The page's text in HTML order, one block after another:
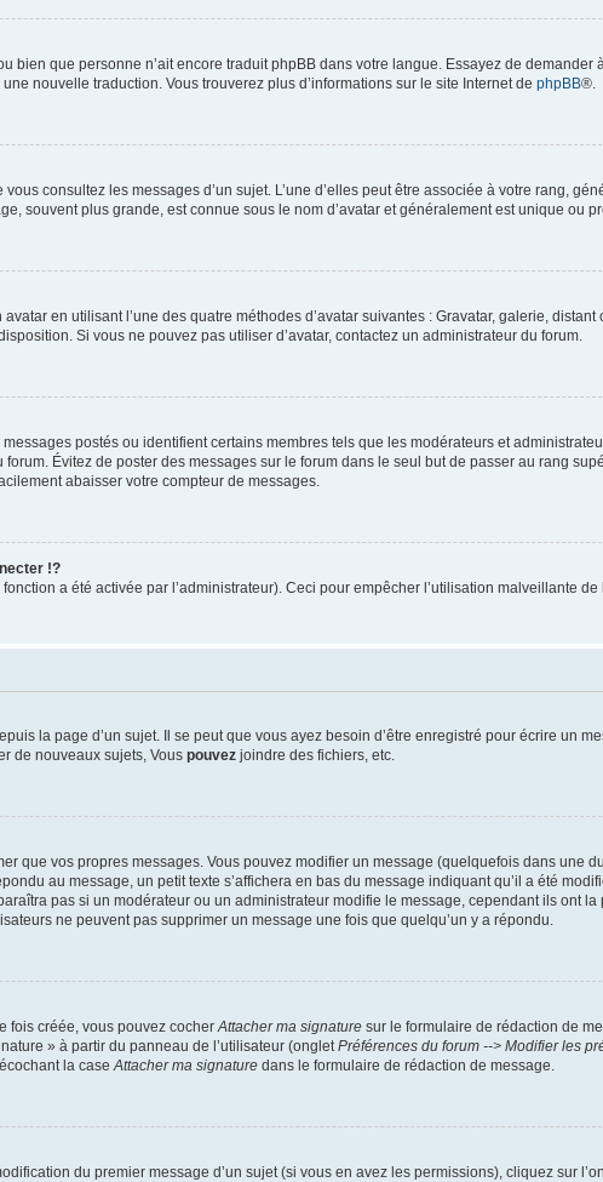
bien que personne n’ait encore traduit phpBB dans votre langue. Essayez de demander
nouvelle traduction. Vous trouverez plus d’informations sur le site Internet de phpBB®.
consultez les messages d’un sujet. L’une d’elles peut être associée à votre rang,
souvent plus grande, est connue sous le nom d’avatar et généralement est unique ou
en utilisant l’une des quatre méthodes d’avatar suivantes : Gravatar, galerie, distant
Si vous ne pouvez pas utiliser d’avatar, contactez un administrateur du forum.
postés ou identifient certains membres tels que les modérateurs et
Évitez de poster des messages sur le forum dans le seul but de passer au rang
abaisser votre compteur de messages.
!?
a été activée par l’administrateur). Ceci pour empêcher l’utilisation malveillante
la page d’un sujet. Il se peut que vous ayez besoin d’être enregistré pour écrire un
de nouveaux sujets, Vous pouvez joindre des fichiers, etc.
que vos propres messages. Vous pouvez modifier un message (quelquefois dans une
au message, un petit texte s’affichera en bas du message indiquant qu’il a été
pas si un modérateur ou un administrateur modifie le message, cependant ils ont
ne peuvent pas supprimer un message une fois que quelqu’un y a répondu.
fois créée, vous pouvez cocherAttacher ma signature sur le formulaire de rédaction de
» à partir du panneau de l’utilisateur (ongletPréférences du forum --> Modifier les
la caseAttacher ma signature dans le formulaire de rédaction de message.
du premier message d’un sujet (si vous en avez les permissions), cliquez sur